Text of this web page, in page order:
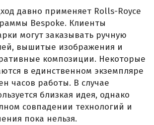
давно применяет Rolls-Royce
Bespoke. Клиенты
могут заказывать ручную
вышитые изображения и
композиции. Некоторые
в единственном экземпляре
часов работы. В случае
близкая идея, однако
совпадении технологий и
пока нельзя.